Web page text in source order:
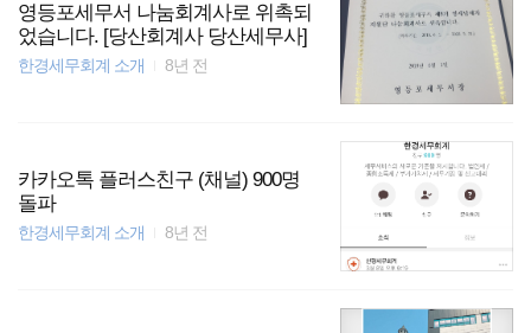
영등포세무서 나눔회계사로 위촉되
었습니다. [당산회계사 당산세무사]
한경세무회계 소개 8년 전
카카오톡 플러스친구 (채널) 900명
돌파
한경세무회계 소개 8년 전